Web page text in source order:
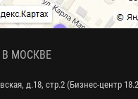
МОСКВЕ
д.18, стр.2 (Бизнес-центр